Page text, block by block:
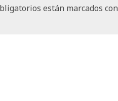
están marcados con